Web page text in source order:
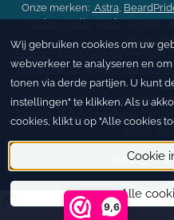
9,6
Onze merken: Astra
Forbes,Cella,Derby,Depot,
Feather
, Henson
Mühle verzorgingsproducten,
Personna ,Proraso,
Smile ,
© 2015 -
Wij gebruiken cookies om uw
webverkeer te analyseren en
tonen via derde partijen. U kunt
instellingen" te klikken. Als u
cookies, klikt u op "Alle cookies
Cookie
Alle